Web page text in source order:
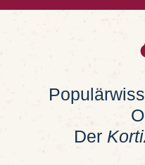
Der